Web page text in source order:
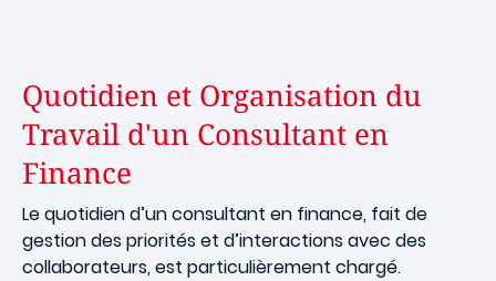
Quotidien et Organisation du
Travail d'un Consultant en
Finance
Le quotidien d’un consultant en finance, fait de
gestion des priorités et d’interactions avec des
collaborateurs, est particulièrement chargé.